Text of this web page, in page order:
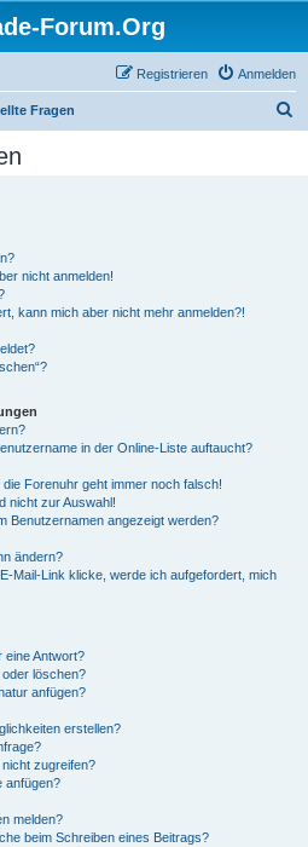
Forum.Org
Anmelden
Registrieren
Fragen
nicht anmelden!
kann mich aber nicht mehr anmelden?!
in der Online-Liste auftaucht?
Forenuhr geht immer noch falsch!
nicht zur Auswahl!
Benutzernamen angezeigt werden?
ändern?
Mail-Link klicke, werde ich aufgefordert, mich
eine Antwort?
löschen?
anfügen?
erstellen?
zugreifen?
anfügen?
melden?
beim Schreiben eines Beitrags?